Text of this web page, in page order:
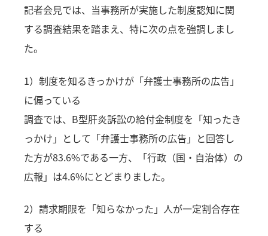
記者会見では、当事務所が実施した制度認知に関
する調査結果を踏まえ、特に次の点を強調しまし
た。
1）制度を知るきっかけが「弁護士事務所の広告」
に偏っている
調査では、B型肝炎訴訟の給付金制度を「知ったき
っかけ」として「弁護士事務所の広告」と回答し
た方が83.6%である一方、「行政（国・自治体）の
広報」は4.6%にとどまりました。
2）請求期限を「知らなかった」人が一定割合存在
する